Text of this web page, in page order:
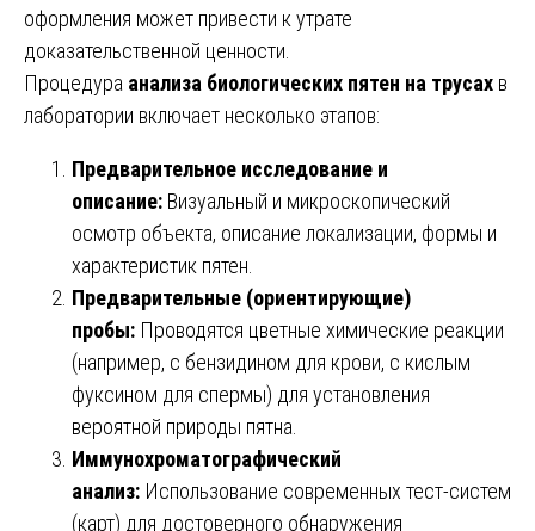
оформления может привести к утрате
доказательственной ценности.
Процедура анализа биологических пятен на трусах в
лаборатории включает несколько этапов:
Предварительное исследование и
описание: Визуальный и микроскопический
осмотр объекта, описание локализации, формы и
характеристик пятен.
Предварительные (ориентирующие)
пробы: Проводятся цветные химические реакции
(например, с бензидином для крови, с кислым
фуксином для спермы) для установления
вероятной природы пятна.
Иммунохроматографический
анализ: Использование современных тест-систем
(карт) для достоверного обнаружения